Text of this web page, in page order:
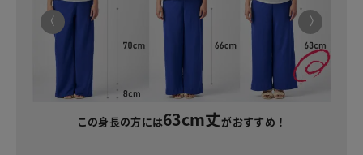
この身長の方には63cm丈がおすすめ！